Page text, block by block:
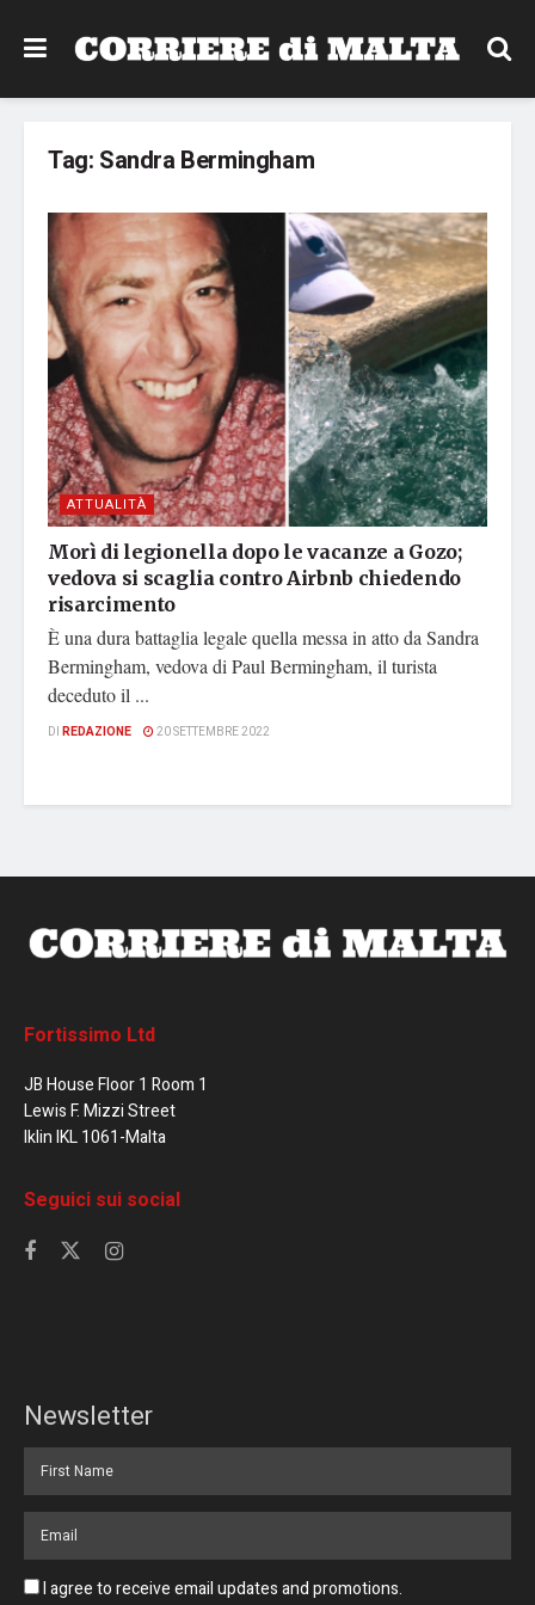
Tag: Sandra Bermingham
ATTUALITÀ
Morì di legionella dopo le vacanze a Gozo;
vedova si scaglia contro Airbnb chiedendo
risarcimento
È una dura battaglia legale quella messa in atto da Sandra
Bermingham, vedova di Paul Bermingham, il turista
deceduto il ...
DI REDAZIONE 20 SETTEMBRE 2022
Fortissimo Ltd
JB House Floor 1 Room 1
Lewis F. Mizzi Street
Iklin IKL 1061-Malta
Seguici sui social
Newsletter
I agree to receive email updates and promotions.